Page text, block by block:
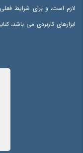
لازم است، و برای شرایط فعلی
ابزارهای کاربردی می باشد،
شناخت فراوان جامعه و
ایجاد کرد، در این صورت
راهکارها، و شرایط سخت
دستاوردهای اصلی، و